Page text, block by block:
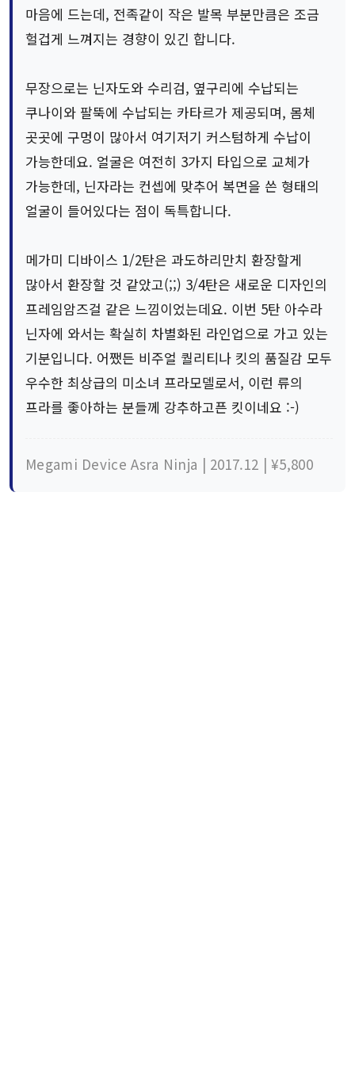
마음에 드는데, 전족같이 작은 발목 부분만큼은 조금
헐겁게 느껴지는 경향이 있긴 합니다.
무장으로는 닌자도와 수리검, 옆구리에 수납되는
쿠나이와 팔뚝에 수납되는 카타르가 제공되며, 몸체
곳곳에 구멍이 많아서 여기저기 커스텀하게 수납이
가능한데요. 얼굴은 여전히 3가지 타입으로 교체가
가능한데, 닌자라는 컨셉에 맞추어 복면을 쓴 형태의
얼굴이 들어있다는 점이 독특합니다.
메가미 디바이스 1/2탄은 과도하리만치 환장할게
많아서 환장할 것 같았고(;;) 3/4탄은 새로운 디자인의
프레임암즈걸 같은 느낌이었는데요. 이번 5탄 아수라
닌자에 와서는 확실히 차별화된 라인업으로 가고 있는
기분입니다. 어쨌든 비주얼 퀄리티나 킷의 품질감 모두
우수한 최상급의 미소녀 프라모델로서, 이런 류의
프라를 좋아하는 분들께 강추하고픈 킷이네요 :-)
Megami Device Asra Ninja | 2017.12 | ¥5,800